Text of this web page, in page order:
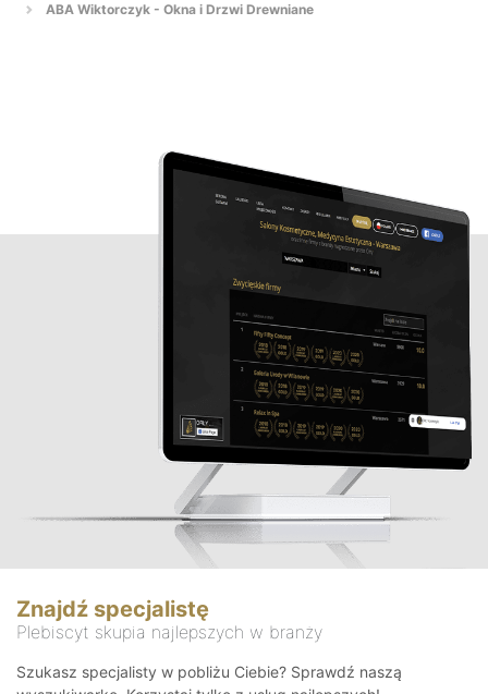
ABA Wiktorczyk - Okna i Drzwi Drewniane
Znajdź specjalistę
Plebiscyt skupia najlepszych w branży
Szukasz specjalisty w pobliżu Ciebie? Sprawdź naszą